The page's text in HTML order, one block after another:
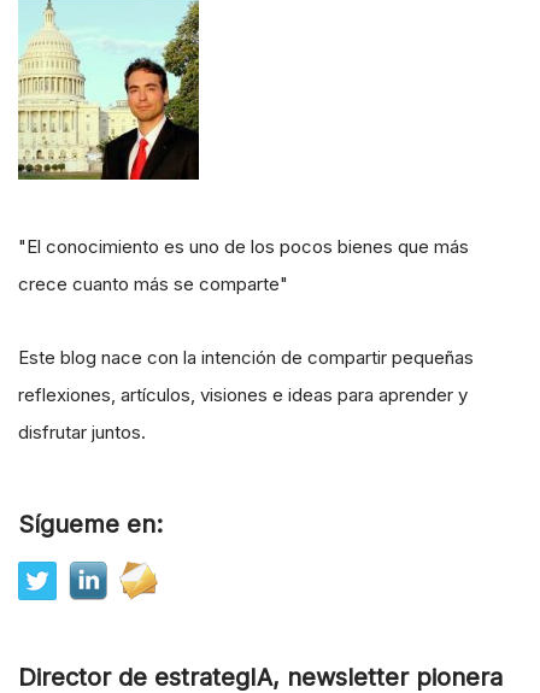
"El conocimiento es uno de los pocos bienes que más
crece cuanto más se comparte"
Este blog nace con la intención de compartir pequeñas
reflexiones, artículos, visiones e ideas para aprender y
disfrutar juntos.
Sígueme en:
Director de estrategIA, newsletter pionera